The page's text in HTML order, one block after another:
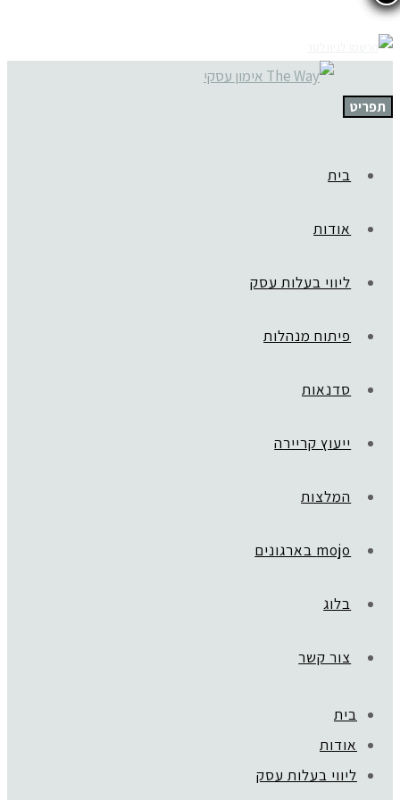
תפריט
בית
אודות
ליווי בעלות עסק
פיתוח מנהלות
סדנאות
ייעוץ קריירה
המלצות
mojo בארגונים
בלוג
צור קשר
בית
אודות
ליווי בעלות עסק
תוכנית ליווי אישית – אימון עסקי